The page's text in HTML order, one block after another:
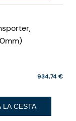
934,74 €
LA CESTA